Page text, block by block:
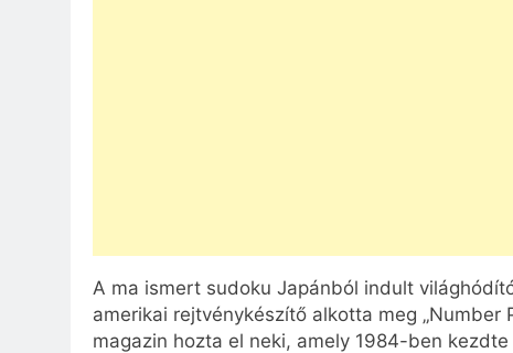
A ma ismert sudoku Japánból indult
amerikai rejtvénykészítő alkotta meg „Number
magazin hozta el neki, amely 1984-ben